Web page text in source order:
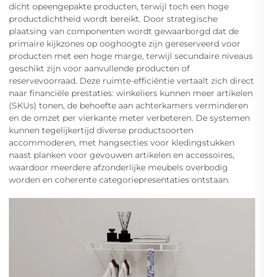
dicht opeengepakte producten, terwijl toch een hoge
productdichtheid wordt bereikt. Door strategische
plaatsing van componenten wordt gewaarborgd dat de
primaire kijkzones op ooghoogte zijn gereserveerd voor
producten met een hoge marge, terwijl secundaire niveaus
geschikt zijn voor aanvullende producten of
reservevoorraad. Deze ruimte-efficiëntie vertaalt zich direct
naar financiële prestaties: winkeliers kunnen meer artikelen
(SKUs) tonen, de behoefte aan achterkamers verminderen
en de omzet per vierkante meter verbeteren. De systemen
kunnen tegelijkertijd diverse productsoorten
accommoderen, met hangsecties voor kledingstukken
naast planken voor gevouwen artikelen en accessoires,
waardoor meerdere afzonderlijke meubels overbodig
worden en coherente categoriepresentaties ontstaan.